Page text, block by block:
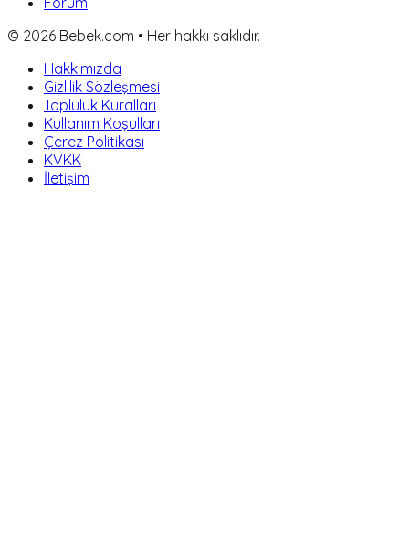
© 2026 Bebek.com • Her hakkı saklıdır.
Hakkımızda
Gizlilik Sözleşmesi
Topluluk Kuralları
Kullanım Koşulları
Çerez Politikası
KVKK
İletişim